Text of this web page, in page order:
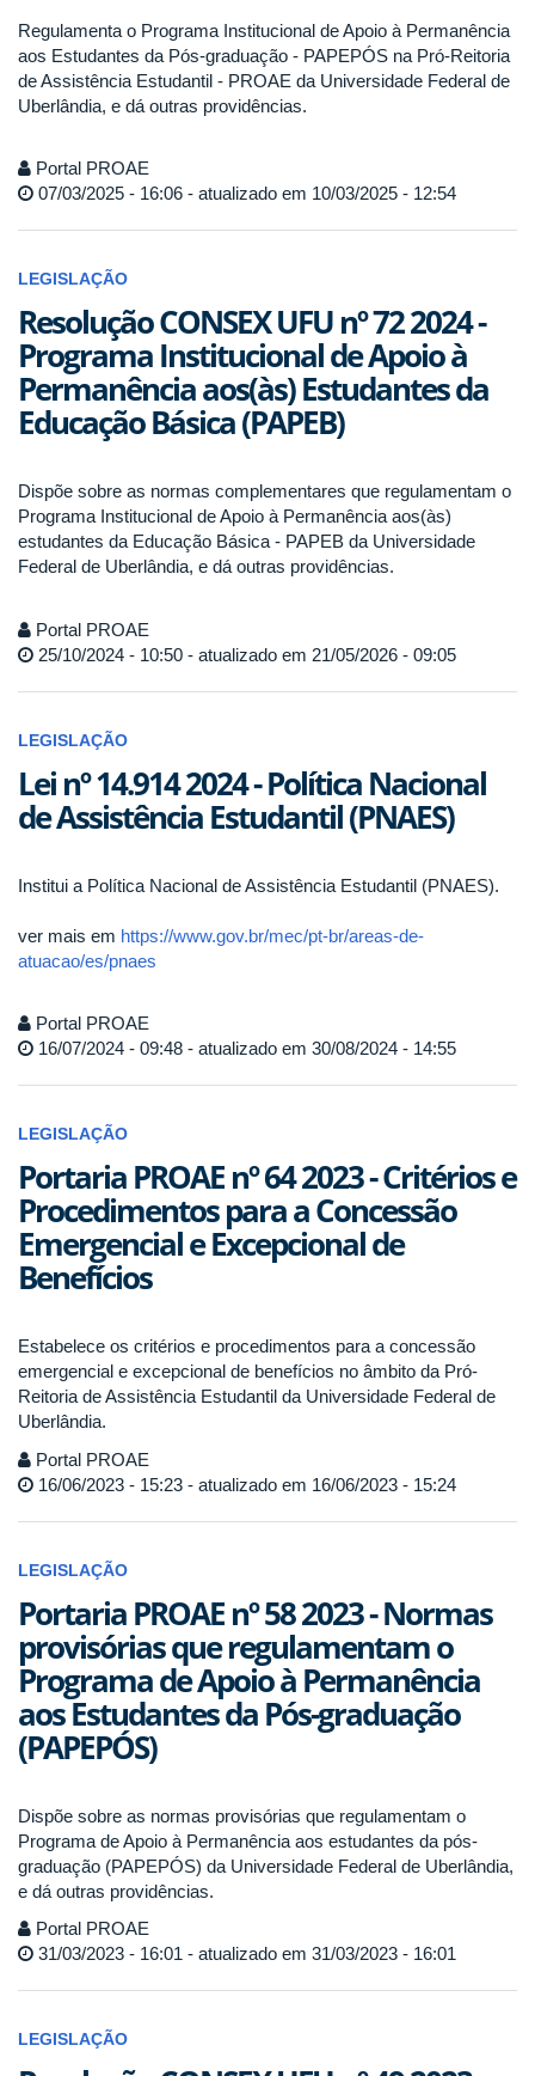
Regulamenta o Programa Institucional de Apoio à Permanência
aos Estudantes da Pós-graduação - PAPEPÓS na Pró-Reitoria
de Assistência Estudantil - PROAE da Universidade Federal de
Uberlândia, e dá outras providências.
Portal PROAE
07/03/2025 - 16:06 - atualizado em 10/03/2025 - 12:54
LEGISLAÇÃO
Resolução CONSEX UFU nº 72 2024 -
Programa Institucional de Apoio à
Permanência aos(às) Estudantes da
Educação Básica (PAPEB)
Dispõe sobre as normas complementares que regulamentam o
Programa Institucional de Apoio à Permanência aos(às)
estudantes da Educação Básica - PAPEB da Universidade
Federal de Uberlândia, e dá outras providências.
Portal PROAE
25/10/2024 - 10:50 - atualizado em 21/05/2026 - 09:05
LEGISLAÇÃO
Lei nº 14.914 2024 - Política Nacional
de Assistência Estudantil (PNAES)
Institui a Política Nacional de Assistência Estudantil (PNAES).
ver mais em https://www.gov.br/mec/pt-br/areas-de-
atuacao/es/pnaes
Portal PROAE
16/07/2024 - 09:48 - atualizado em 30/08/2024 - 14:55
LEGISLAÇÃO
Portaria PROAE nº 64 2023 - Critérios e
Procedimentos para a Concessão
Emergencial e Excepcional de
Benefícios
Estabelece os critérios e procedimentos para a concessão
emergencial e excepcional de benefícios no âmbito da Pró-
Reitoria de Assistência Estudantil da Universidade Federal de
Uberlândia.
Portal PROAE
16/06/2023 - 15:23 - atualizado em 16/06/2023 - 15:24
LEGISLAÇÃO
Portaria PROAE nº 58 2023 - Normas
provisórias que regulamentam o
Programa de Apoio à Permanência
aos Estudantes da Pós-graduação
(PAPEPÓS)
Dispõe sobre as normas provisórias que regulamentam o
Programa de Apoio à Permanência aos estudantes da pós-
graduação (PAPEPÓS) da Universidade Federal de Uberlândia,
e dá outras providências.
Portal PROAE
31/03/2023 - 16:01 - atualizado em 31/03/2023 - 16:01
LEGISLAÇÃO